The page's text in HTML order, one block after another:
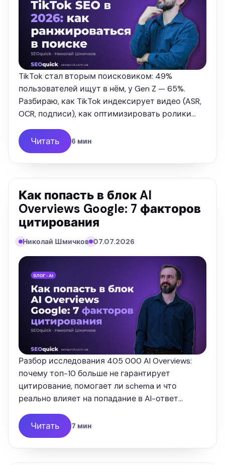
TikTok стал вторым поисковиком: 49%
пользователей ищут в нём, у Gen Z — 65%.
Разбираю, как TikTok индексирует видео (ASR,
OCR, подписи), как оптимизировать ролики
— с цифрами 2026 и опытом …
Читать 6 мин
Как попасть в блок AI
Overviews Google: 7 факторов
цитирования
Николай Шмичков 07.07.2026
Разбор исследования 405 000 AI Overviews:
почему топ-10 больше не гарантирует
цитирование, помогает ли schema и что
реально влияет на попадание в AI-ответ
Google. Опыт SEOquick.
Читать 7 мин